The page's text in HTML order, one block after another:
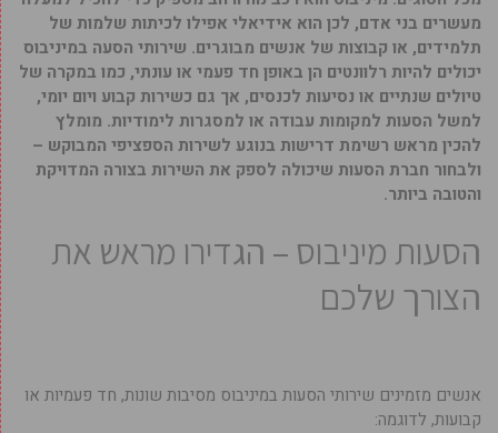
מעשרים בני אדם, לכן הוא אידיאלי אפילו לכיתות שלמות של
תלמידים, או קבוצות של אנשים מבוגרים. שירותי הסעה במיניבוס
יכולים להיות רלוונטים הן באופן חד פעמי או עונתי, כמו במקרה של
טיולים שנתיים או נסיעות לכנסים, אך גם כשירות קבוע ויום יומי,
למשל הסעות למקומות עבודה או למסגרות לימודיות. מומלץ
להכין מראש רשימת דרישות בנוגע לשירות הספציפי המבוקש –
ולבחור חברת הסעות שיכולה לספק את השירות בצורה המדויקת
והטובה ביותר.
הסעות מיניבוס – הגדירו מראש את
הצורך שלכם
אנשים מזמינים שירותי הסעות במיניבוס מסיבות שונות, חד פעמיות או
קבועות, לדוגמה: